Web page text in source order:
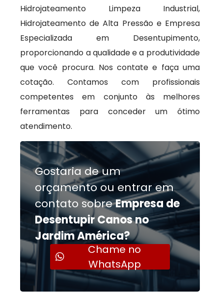
Hidrojateamento Limpeza Industrial,
Hidrojateamento de Alta Pressão e Empresa
Especializada em Desentupimento,
proporcionando a qualidade e a produtividade
que você procura. Nos contate e faça uma
cotação. Contamos com profissionais
competentes em conjunto às melhores
ferramentas para conceder um ótimo
atendimento.
Gostaria de um
orçamento ou entrar em
contato sobreEmpresa de
Desentupir Canos no
Jardim América?
Chame no
WhatsApp